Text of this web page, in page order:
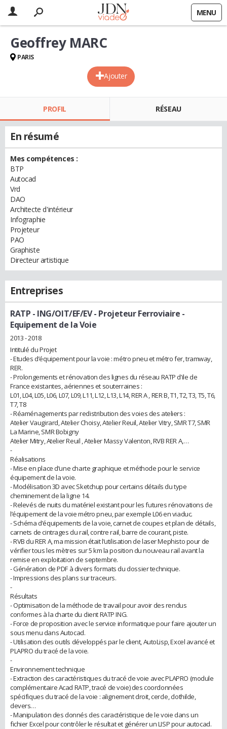
MENU
Ajouter
Geoffrey MARC
PARIS
PROFIL RÉSEAU
En résumé
Mes compétences :
BTP
Autocad
Vrd
DAO
Architecte d'intérieur
Infographie
Projeteur
PAO
Graphiste
Directeur artistique
Entreprises
RATP - ING/OIT/EF/EV- Projeteur Ferroviaire -
Equipement de la Voie
2013 - 2018
Intitulé du Projet
- Etudes d’équipement pour la voie : métro pneu et métro fer, tramway,
RER.
- Prolongements et rénovation des lignes du réseau RATP d’ile de
France existantes, aériennes et souterraines :
L01, L04, L05, L06, L07, L09, L11, L12, L13, L14, RER A , RER B, T1, T2, T3, T5, T6,
T7, T8
- Réaménagements par redistribution des voies des ateliers :
Atelier Vaugirard, Atelier Choisy, Atelier Reuil, Atelier Vitry, SMR T7, SMR
La Marine, SMR Bobigny
Atelier Mitry, Atelier Reuil , Atelier Massy Valenton, RVB RER A,…
-
Réalisations
- Mise en place d’une charte graphique et méthode pour le service
équipement de la voie.
- Modélisation 3D avec Sketchup pour certains détails du type
cheminement de la ligne 14.
- Relevés de nuits du matériel existant pour les futures rénovations de
l’équipement de la voie métro pneu, par exemple L06 en viaduc.
- Schéma d’équipements de la voie, carnet de coupes et plan de détails,
carnets de cintrages du rail, contre rail, barre de courant, piste.
- RVB du RER A, ma mission était l’utilisation de laser Mephisto pour de
vérifier tous les mètres sur 5 km la position du nouveau rail avant la
remise en exploitation de septembre.
- Génération de PDF à divers formats du dossier technique.
- Impressions des plans sur traceurs.
-
Résultats
- Optimisation de la méthode de travail pour avoir des rendus
conformes à la charte du client RATP ING.
- Force de proposition avec le service informatique pour faire ajouter un
sous menu dans Autocad.
- Utilisation des outils développés par le client, AutoLisp, Excel avancé et
PLAPRO du tracé de la voie.
-
Environnement technique
- Extraction des caractéristiques du tracé de voie avec PLAPRO (module
complémentaire Acad RATP, tracé de voie) des coordonnées
spécifiques du tracé de la voie : alignement droit, cercle, clothilde,
devers…
- Manipulation des donnés des caractéristique de le voie dans un
fichier Excel pour contrôler le résultat et générer un LISP pour autocad.